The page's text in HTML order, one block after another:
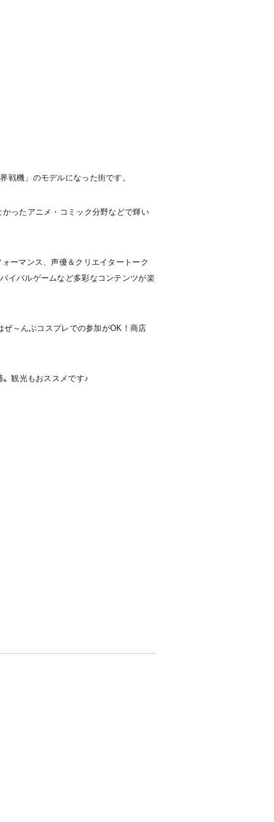
戦機」のモデルになった街です。
ったアニメ・コミック分野などで輝い
ーマンス、声優＆クリエイタートーク
イバルゲームなど多彩なコンテンツが楽
～んぶコスプレでの参加がOK！商店
観光もおススメです♪